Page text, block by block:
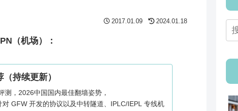
2017.01.09 2024.01.18
（机场）：
持续更新）
测，2026中国国内最佳翻墙姿势，
GFW 开发的协议以及中转隧道、IPLC/IEPL 专线机